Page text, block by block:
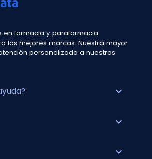
en farmacia y parafarmacia.
las mejores marcas. Nuestra mayor
personalizada a nuestros
expand_more
expand_more
expand_more